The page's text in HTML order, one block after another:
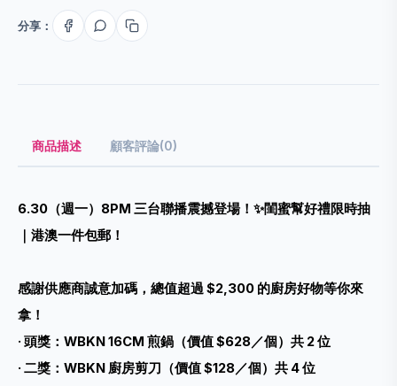
分享：
商品描述 顧客評論(0)
6.30（週一）8PM 三台聯播震撼登場！✨閨蜜幫好禮限時抽
｜ 港澳一件包郵！
感謝供應商誠意加碼，總值超過 $2,300 的廚房好物等你來
拿！
· 頭獎：WBKN 16CM 煎鍋（價值 $628／個）共 2 位
· 二獎：WBKN 廚房剪刀（價值 $128／個）共 4 位